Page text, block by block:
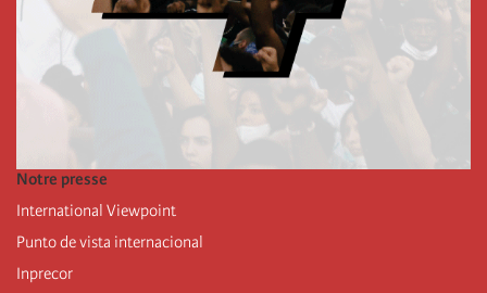
Notre presse
International Viewpoint
Punto de vista internacional
Inprecor